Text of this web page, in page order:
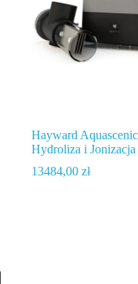
Hayward
Hydroliza i
13484,00 zł